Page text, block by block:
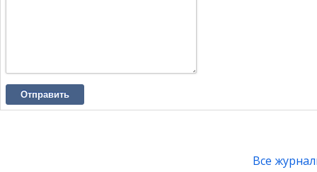
Отправить
Все